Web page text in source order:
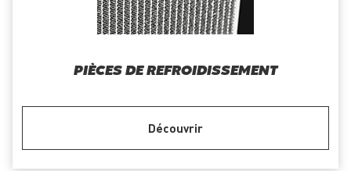
PIÈCES DE REFROIDISSEMENT
Découvrir